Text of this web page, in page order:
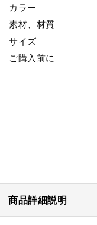
カラー
素材、材質
サイズ
ご購入前に
商品詳細説明